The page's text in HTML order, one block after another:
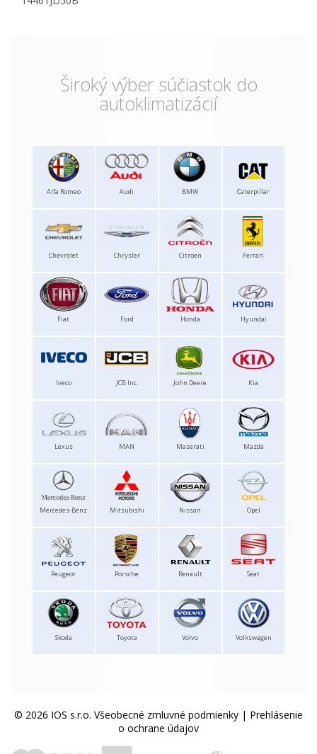
Široký výber súčiastok do
autoklimatizácií
Alfa Romeo Audi BMW Caterpillar
Chevrolet Chrysler Citroen Ferrari
Fiat Ford Honda Hyundai
Iveco JCB Inc. John Deere Kia
Lexus MAN Maserati Mazda
Mercedes-Benz Mitsubishi Nissan Opel
Peugeot Porsche Renault Seat
Skoda Toyota Volvo Volkswagen
© 2026 IOS s.r.o. Všeobecné zmluvné podmienky | Prehlásenie
o ochrane údajov